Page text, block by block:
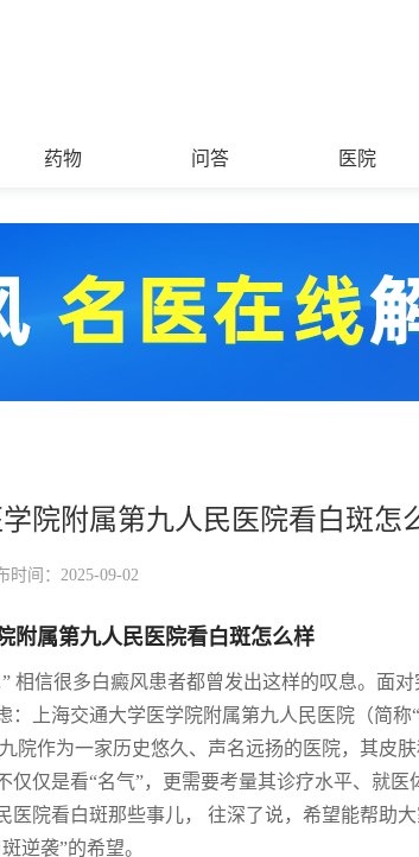
药物 问答 医院
学院附属第九人民医院看白斑怎
时间：2025-09-02
附属第九人民医院看白斑怎么样
相信很多白癜风患者都曾发出这样的叹息。面
：上海交通大学医学院附属第九人民医院（简
院作为一家历史悠久、声名远扬的医院，其皮
仅仅是看“名气”，更需要考量其诊疗水平、就
医院看白斑那些事儿， 往深了说，希望能帮助
逆袭”的希望。